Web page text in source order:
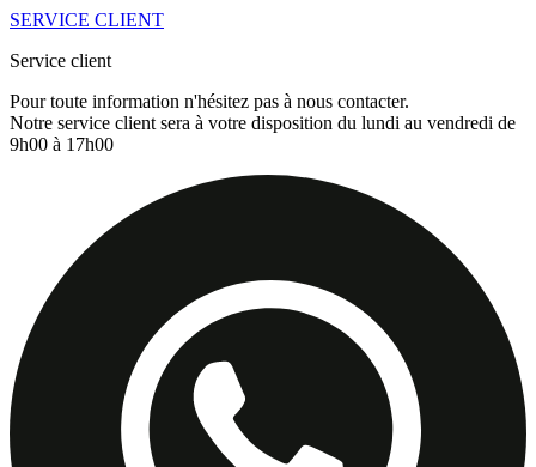
SERVICE CLIENT
Service client
Pour toute information n'hésitez pas à nous contacter.
Notre service client sera à votre disposition du lundi au vendredi de
9h00 à 17h00